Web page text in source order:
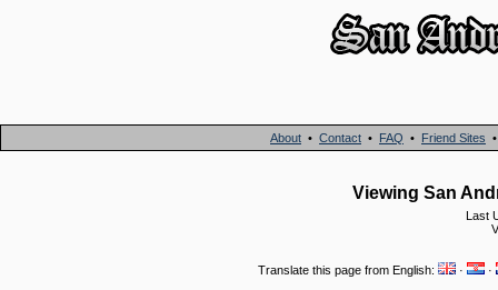
About • Contact • FAQ • Friend Sites
Viewing San
Last
Translate this page from English: · ·